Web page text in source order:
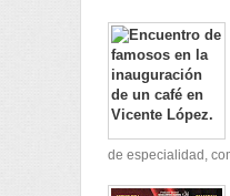
de especialidad,